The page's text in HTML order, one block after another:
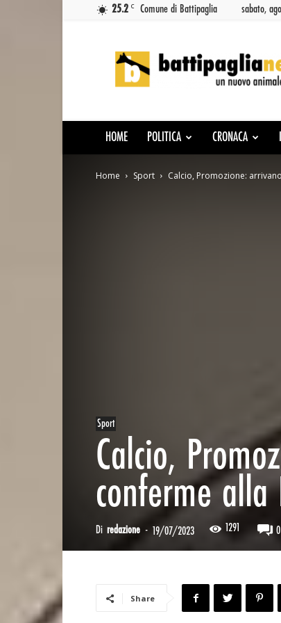
25.2 C Comune di Battipaglia sabato,
News
HOME POLITICA CRONACA
Home Sport Calcio, Promozione:
Sport
Calcio,
conferme alla
Di redazione - 19/07/2023 1291 0
Share